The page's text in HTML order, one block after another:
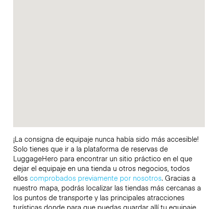
¡La consigna de equipaje nunca había sido más accesible!
Solo tienes que ir a la plataforma de reservas de
LuggageHero para encontrar un sitio práctico en el que
dejar el equipaje en una tienda u otros negocios, todos
ellos comprobados previamente por nosotros. Gracias a
nuestro mapa, podrás localizar las tiendas más cercanas a
los puntos de transporte y las principales atracciones